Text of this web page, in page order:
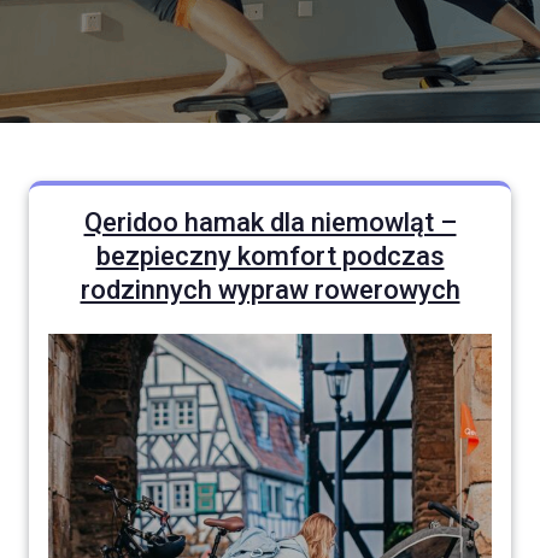
Qeridoo hamak dla niemowląt –
bezpieczny komfort podczas
rodzinnych wypraw rowerowych